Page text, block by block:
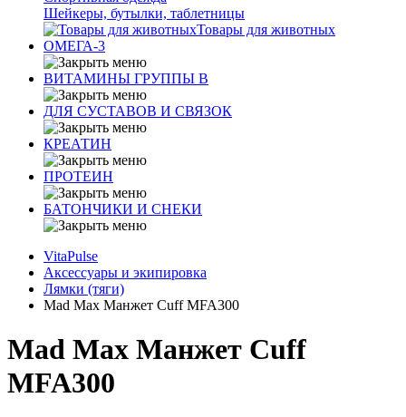
Шейкеры, бутылки, таблетницы
Товары для животных
ОМЕГА-3
ВИТАМИНЫ ГРУППЫ В
ДЛЯ СУСТАВОВ И СВЯЗОК
КРЕАТИН
ПРОТЕИН
БАТОНЧИКИ И СНЕКИ
VitaPulse
Аксессуары и экипировка
Лямки (тяги)
Mad Max Манжет Cuff MFA300
Mad Max Манжет Cuff
MFA300